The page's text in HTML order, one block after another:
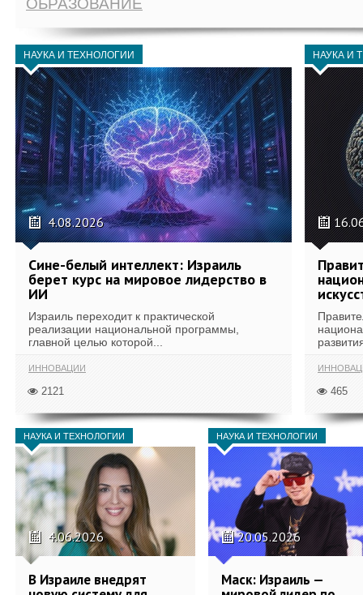
ОБРАЗОВАНИЕ
НАУКА И ТЕХНОЛОГИИ
4.08.2026
Сине-белый интеллект: Израиль
берет курс на мировое лидерство в
ИИ
Израиль переходит к практической
реализации национальной программы,
главной целью которой...
ИННОВАЦИИ
2121
НАУКА И
465
НАУКА И ТЕХНОЛОГИИ
4.06.2026
В Израиле внедрят
НАУКА И ТЕХНОЛОГИИ
20.05.2026
Маск: Израиль —